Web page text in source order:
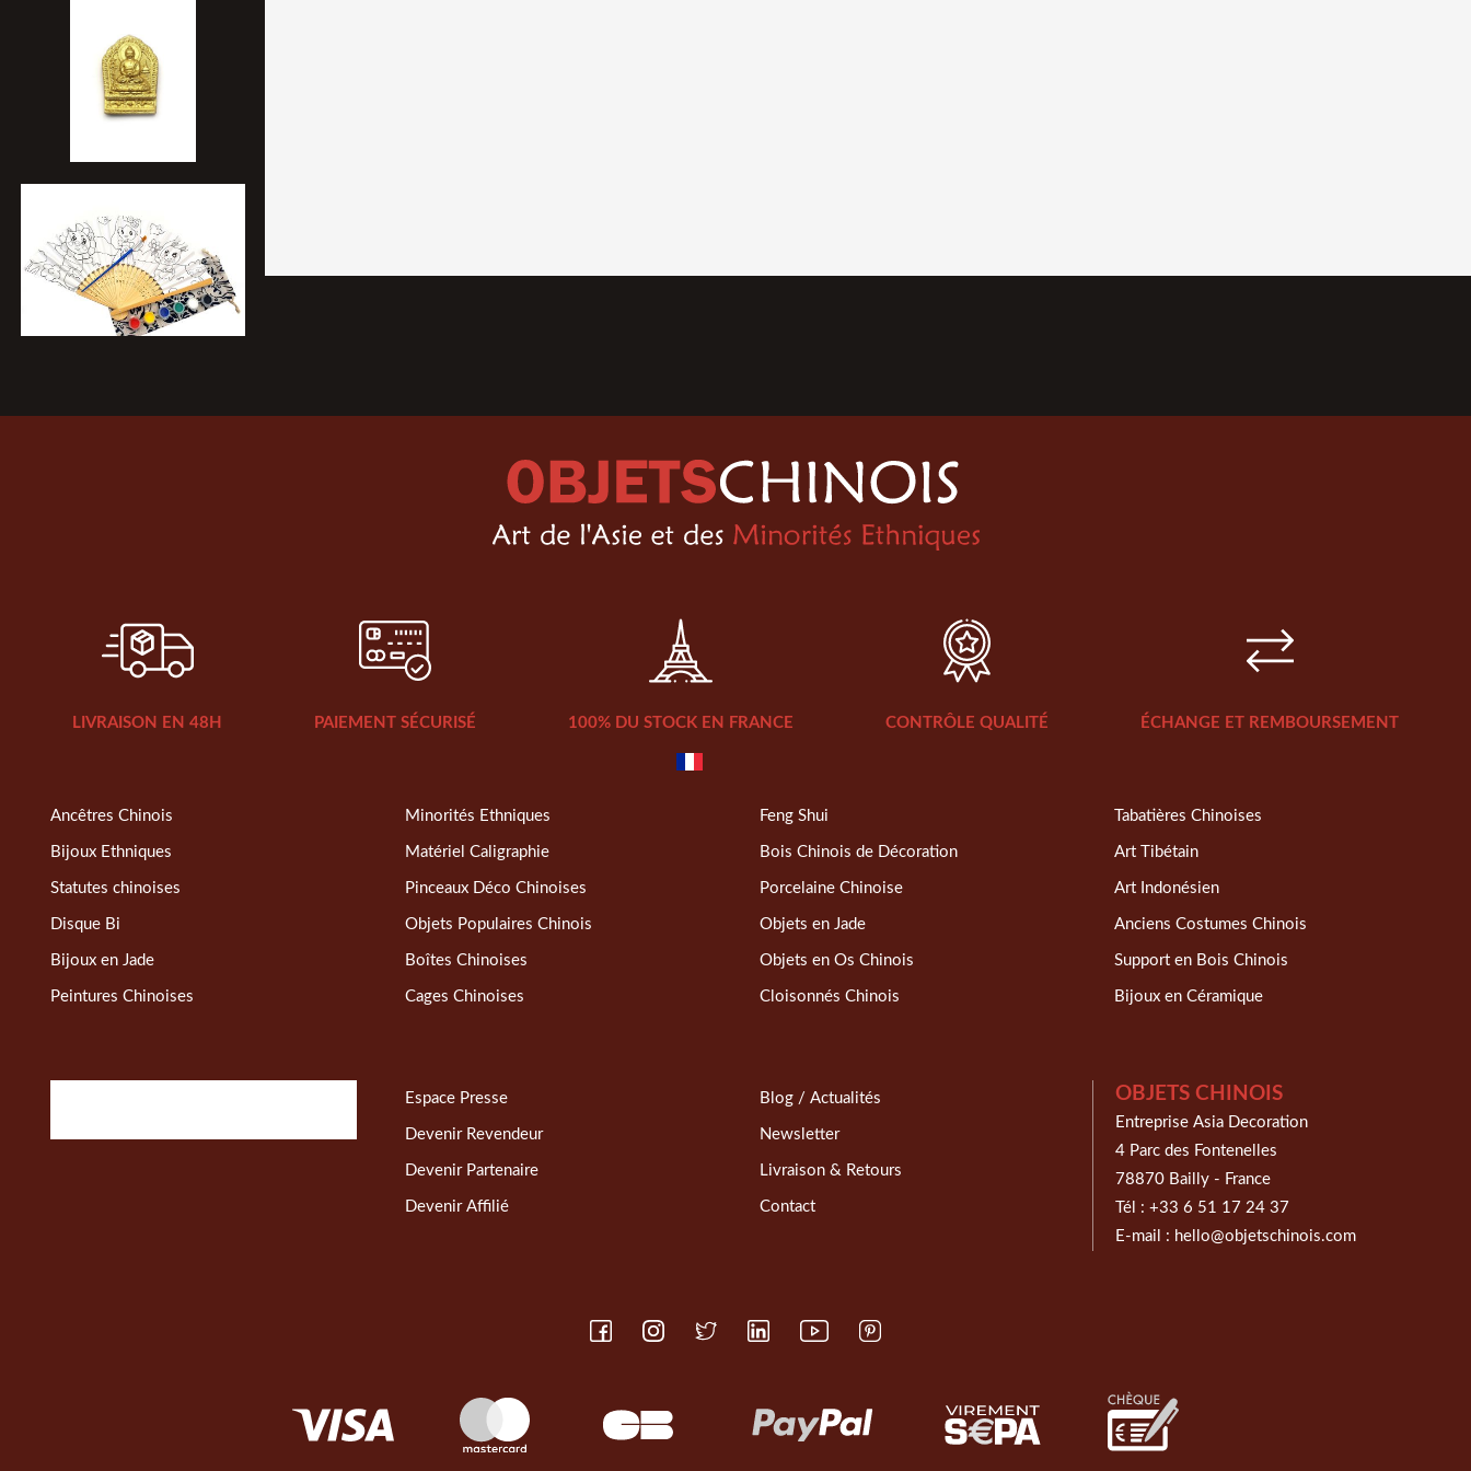
LIVRAISON EN 48H PAIEMENT SÉCURISÉ 100% DU STOCK EN FRANCE CONTRÔLE QUALITÉ ÉCHANGE ET REMBOURSEMENT
Ancêtres Chinois
Bijoux Ethniques
Statutes chinoises
Disque Bi
Bijoux en Jade
Peintures Chinoises
Minorités Ethniques
Matériel Caligraphie
Pinceaux Déco Chinoises
Objets Populaires Chinois
Boîtes Chinoises
Cages Chinoises
Feng Shui
Bois Chinois de Décoration
Porcelaine Chinoise
Objets en Jade
Objets en Os Chinois
Cloisonnés Chinois
Tabatières Chinoises
Art Tibétain
Art Indonésien
Anciens Costumes Chinois
Support en Bois Chinois
Bijoux en Céramique
Espace Presse
Devenir Revendeur
Devenir Partenaire
Devenir Affilié
Blog / Actualités
Newsletter
Livraison & Retours
Contact
OBJETS CHINOIS
Entreprise Asia Decoration
4 Parc des Fontenelles
78870 Bailly - France
Tél : +33 6 51 17 24 37
E-mail : hello@objetschinois.com